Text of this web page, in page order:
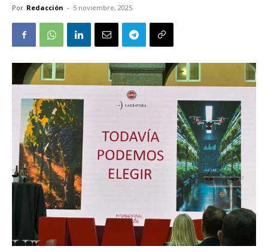
Por Redacción - 5 noviembre, 2025